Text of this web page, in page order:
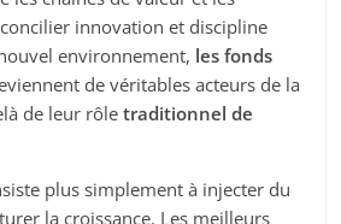
innovation et discipline
environnement, les fonds
de véritables acteurs de la
de leur rôletraditionnel de
plus simplement à injecter du
la croissance. Les meilleurs